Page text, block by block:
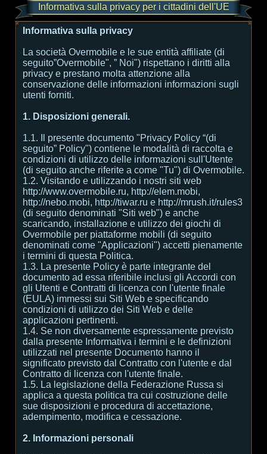
Informativa sulla privacy per i cittadini dell'UE
Informativa sulla privacy
La società Overmobile e le sue entità affiliate (di
seguito”Overmobile", ” Noi") rispettano i diritti alla
privacy e prestano molta attenzione alla
conservazione delle informazioni informazioni sugli
utenti forniti.
1. Disposizioni generali.
1.1. Il presente documento "Privacy Policy “(di
seguito” Policy") contiene le modalità di raccolta e
condizioni di utilizzo delle informazioni sull'Utente
(di seguito anche riferite a come "Tu") di Overmobile.
1.2. Visitando e utilizzando i nostri siti web
http://www.overmobile.ru, http://elem.mobi,
http://nebo.mobi, http://tiwar.ru e http://mrush.it/rules3
(di seguito denominati "Siti web") e anche
scaricando, installazione e utilizzo dei giochi di
Overmobile per piattaforme mobili (di seguito
denominati come "Applicazioni") accetti pienamente
i termini di questa Politica.
1.3. La presente Policy è parte integrante del
documento ad essa riferibile inclusi gli Accordi con
gli Utenti e Contratti di licenza con l'utente finale
(EULA) immessi sui Siti Web e specificando
condizioni di utilizzo dei Siti Web e delle
applicazioni pertinenti.
1.4. Se non diversamente espressamente previsto
dalla presente Informativa i termini e le definizioni
utilizzati nel presente Documento hanno il
significato previsto dal Contratto con l'utente e dal
Contratto di licenza con l'utente finale.
1.5. La legislazione della Federazione Russa si
applica a questa politica tra cui costruzione delle
sue disposizioni e procedura di accettazione,
adempimento, modifica e cessazione.
2. Informazioni personali